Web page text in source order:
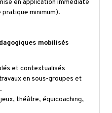
en application immédiate
minimum).
mobilisés
et contextualisés
en sous-groupes et
théâtre, équicoaching,